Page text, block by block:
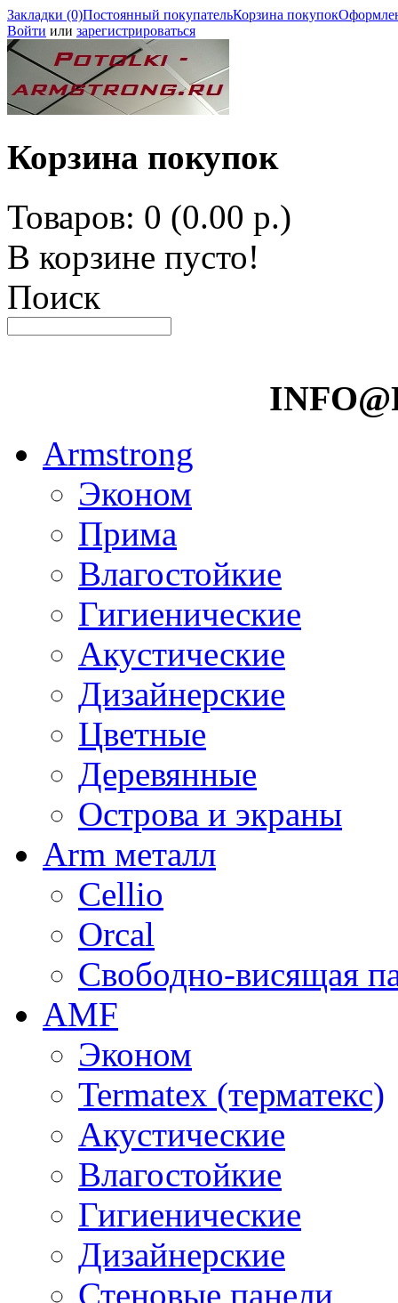
Закладки (0)Постоянный покупательКорзина покупок
Войти или зарегистрироваться
Корзина покупок
Товаров: 0 (0.00 р.)
В корзине пусто!
Поиск
Armstrong
Эконом
Прима
Влагостойкие
Гигиенические
Акустические
Дизайнерские
Цветные
Деревянные
Острова и экраны
Arm металл
Cellio
Orcal
Свободно-висящая
AMF
Эконом
Termatex (терматекс)
Акустические
Влагостойкие
Гигиенические
Дизайнерские
Стеновые панели